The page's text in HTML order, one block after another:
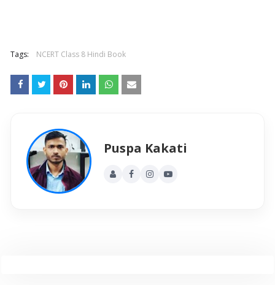
Tags: NCERT Class 8 Hindi Book
Puspa Kakati